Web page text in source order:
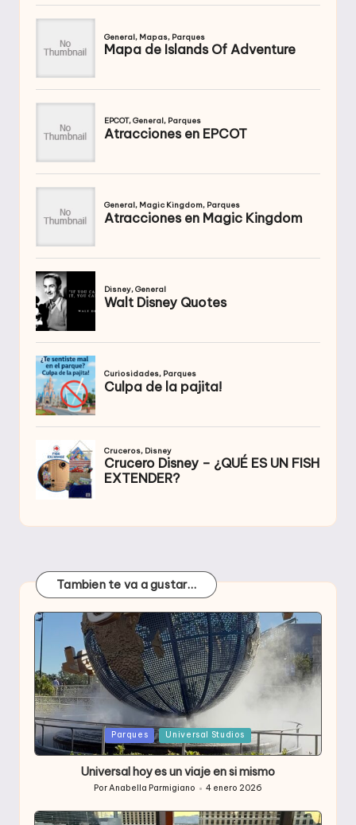
Tambien te va a gustar…
Publicada
en
Parques Universal Studios
Universal hoy es un viaje en si mismo
Publicado
por
PorAnabella Parmigiano 4 enero 2026